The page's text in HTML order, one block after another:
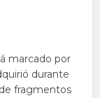
marcado por
durante
fragmentos